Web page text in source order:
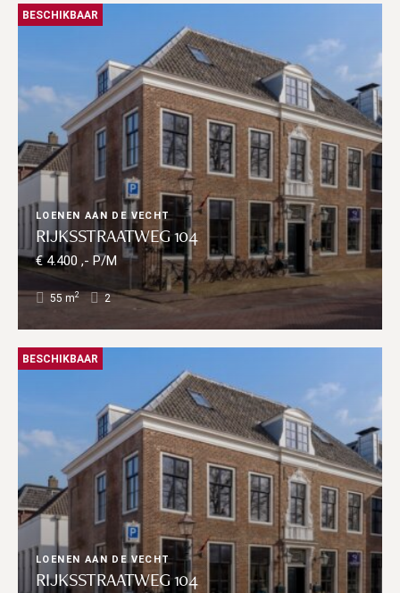
BESCHIKBAAR
LOENEN AAN DE VECHT
RIJKSSTRAATWEG 104
€ 4.400 ,- P/M
55 m2 2
BESCHIKBAAR
LOENEN AAN DE VECHT
RIJKSSTRAATWEG 104